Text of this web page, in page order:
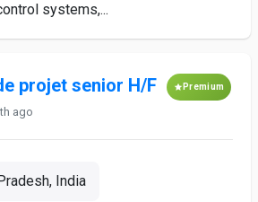
systems,...
projet senior H/F Premium
ago
India